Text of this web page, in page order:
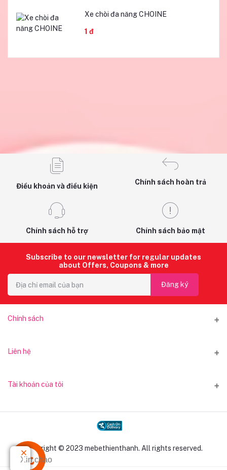
Xe chòi đa năng CHOINE
1 đ
Điều khoản và điều kiện
Chính sách hoàn trả
Chính sách hỗ trợ Chính sách bảo mật
Subscribe to our newsletter for regular updates
about Offers, Coupons & more
Đăng ký
Chính sách
Chính sách giao hàng
Chính sách đổi trả
Liên hệ
Địa chỉ
E-mail
shopthienthanh@gmail.com
Tài khoản của tôi
Sản phẩm yêu thích
Copyright © 2023 mebethienthanh. All rights reserved.
Xin chào